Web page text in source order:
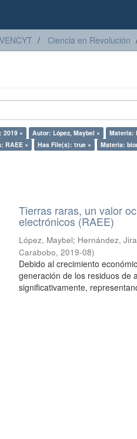
Ciencia en Revolución
2019 × Autor: López, Maybel × Materia:
RAEE × Has File(s): true × Materia:
Tierras raras, un valor
electrónicos (RAEE)
López, Maybel; Hernández,
Carabobo,2019-08)
Debido al crecimiento
generación de los residuos de
significativamente,